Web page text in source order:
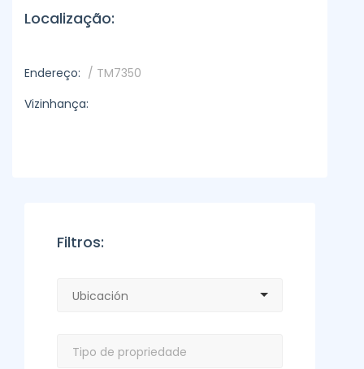
Localização:
Endereço: / TM7350
Vizinhança:
Filtros: